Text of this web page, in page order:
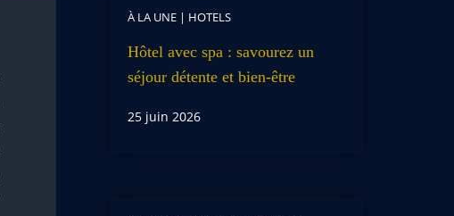
À LA UNE| HOTELS
Hôtel avec spa : savourez un
séjour détente et bien-être
25 juin 2026